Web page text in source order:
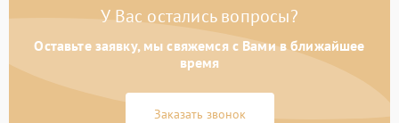
У Вас остались вопросы?
Оставьте заявку, мы свяжемся с Вами в ближайшее
время
Заказать звонок